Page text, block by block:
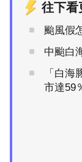
往下看
颱風假
中颱白
「白
市達59